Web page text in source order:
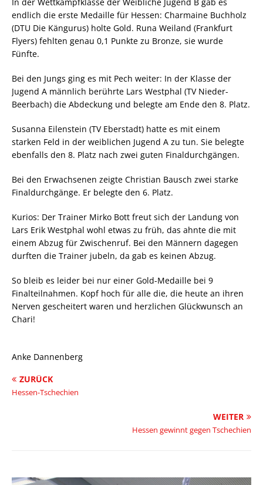
endlich die erste Medaille für Hessen: Charmaine Buchholz
(DTU Die Kängurus) holte Gold. Runa Weiland (Frankfurt
Flyers) fehlten genau 0,1 Punkte zu Bronze, sie wurde
Fünfte.
Bei den Jungs ging es mit Pech weiter: In der Klasse der
Jugend A männlich berührte Lars Westphal (TV Nieder-
Beerbach) die Abdeckung und belegte am Ende den 8. Platz.
Susanna Eilenstein (TV Eberstadt) hatte es mit einem
starken Feld in der weiblichen Jugend A zu tun. Sie belegte
ebenfalls den 8. Platz nach zwei guten Finaldurchgängen.
Bei den Erwachsenen zeigte Christian Bausch zwei starke
Finaldurchgänge. Er belegte den 6. Platz.
Kurios: Der Trainer Mirko Bott freut sich der Landung von
Lars Erik Westphal wohl etwas zu früh, das ahnte die mit
einem Abzug für Zwischenruf. Bei den Männern dagegen
durften die Trainer jubeln, da gab es keinen Abzug.
So bleib es leider bei nur einer Gold-Medaille bei 9
Finalteilnahmen. Kopf hoch für alle die, die heute an ihren
Nerven gescheitert waren und herzlichen Glückwunsch an
Chari!
Anke Dannenberg
ZURÜCK
Hessen-Tschechien
WEITER
Hessen gewinnt gegen Tschechien